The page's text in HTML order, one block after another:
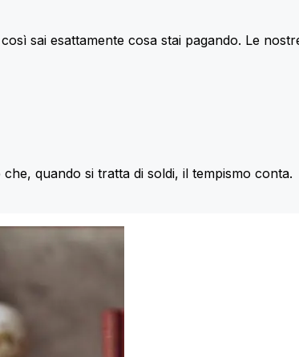
sai esattamente cosa stai pagando. Le
che, quando si tratta di soldi, il tempismo conta.